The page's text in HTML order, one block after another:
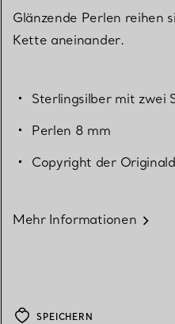
Glänzende Perlen reihen
Kette aneinander.
Sterlingsilber mit zwei
Perlen 8 mm
Copyright der
Mehr Informationen
SPEICHERN